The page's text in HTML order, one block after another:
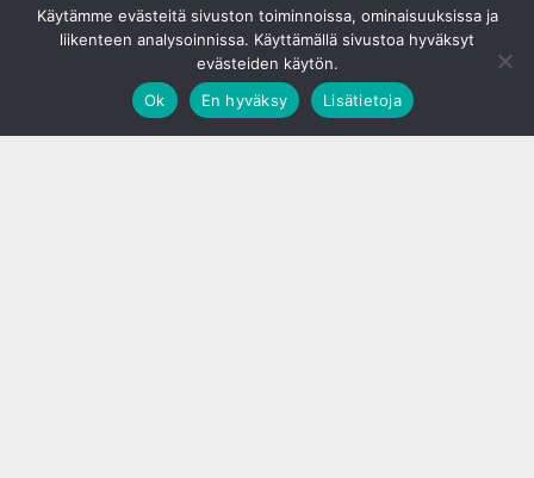
Käytämme evästeitä sivuston toiminnoissa, ominaisuuksissa ja
liikenteen analysoinnissa. Käyttämällä sivustoa hyväksyt
evästeiden käytön.
Ok
En hyväksy Lisätietoja